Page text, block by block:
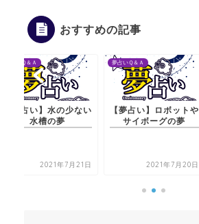
おすすめの記事
夢占いＱ＆Ａ
【夢占い】水の少ない
水槽の夢
2021年7月21日
夢占いＱ＆Ａ
【夢占い】ロボットや
サイボーグの夢
2021年7月20日